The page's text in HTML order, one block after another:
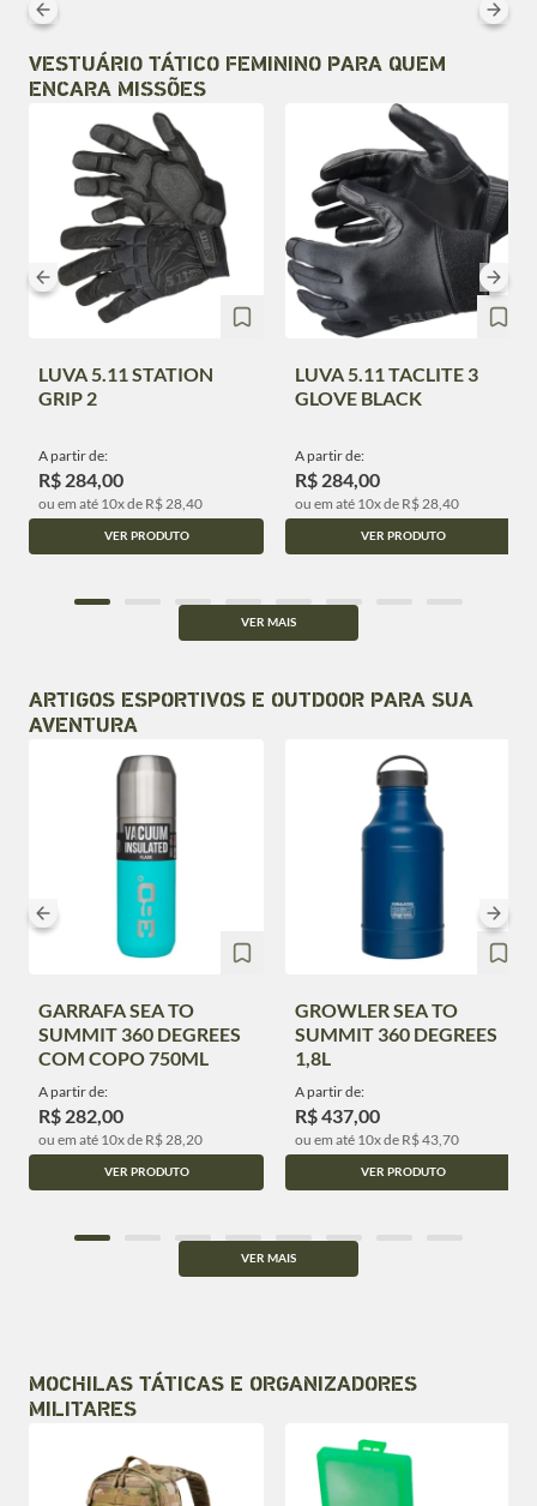
VESTUÁRIO TÁTICO FEMININO PARA QUEM
ENCARA MISSÕES
LUVA 5.11 STATION
GRIP 2
A partir de:
R$ 284,00
ou em até 10x de R$ 28,40
VER PRODUTO
LUVA 5.11 TACLITE 3
GLOVE BLACK
A partir de:
R$ 284,00
ou em até 10x de R$ 28,40
VER PRODUTO
VER MAIS
ARTIGOS ESPORTIVOS E OUTDOOR PARA SUA
AVENTURA
GARRAFA SEA TO
SUMMIT 360 DEGREES
COM COPO 750ML
A partir de:
R$ 282,00
ou em até 10x de R$ 28,20
VER PRODUTO
GROWLER SEA TO
SUMMIT 360 DEGREES
1,8L
A partir de:
R$ 437,00
ou em até 10x de R$ 43,70
VER PRODUTO
VER MAIS
MOCHILAS TÁTICAS E ORGANIZADORES
MILITARES